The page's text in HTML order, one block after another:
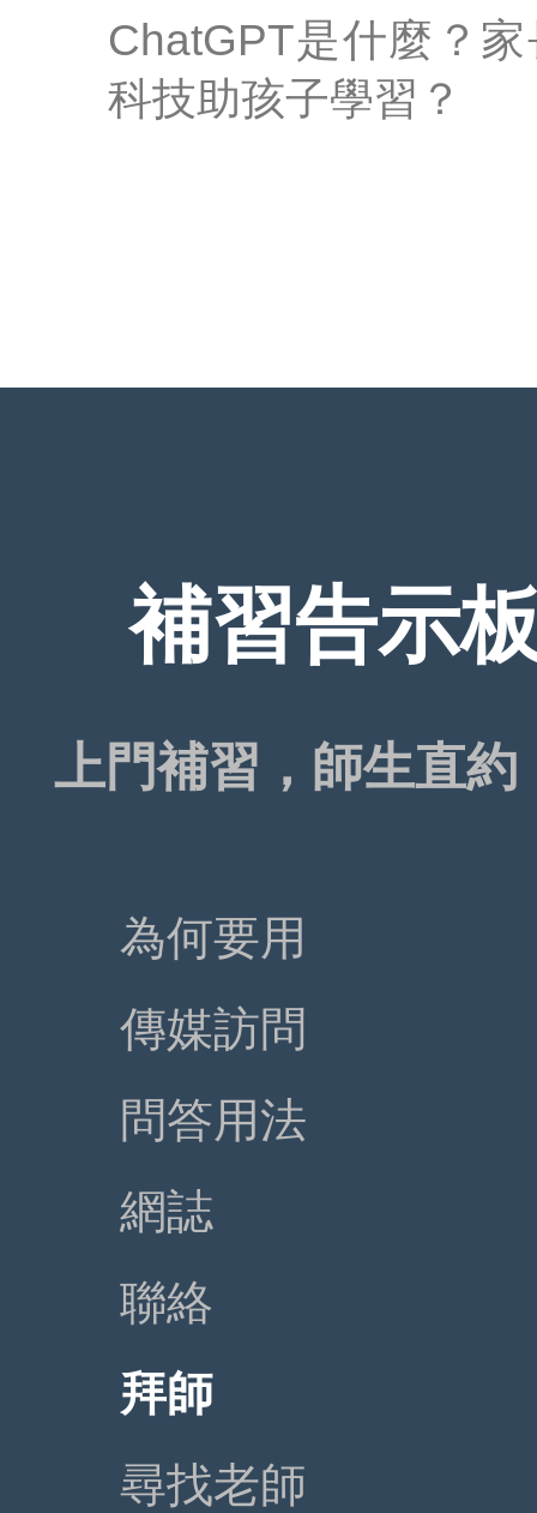
ChatGPT是什麼？
科技助孩子學習？
補習告示
上門補習，師生直
為何要用
傳媒訪問
問答用法
網誌
聯絡
拜師
尋找老師